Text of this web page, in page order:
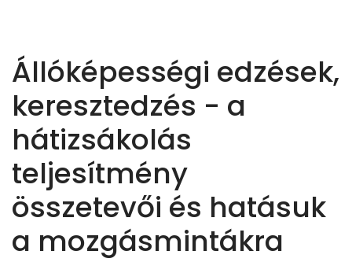
Állóképességi edzések,
keresztedzés - a
hátizsákolás
teljesítmény
összetevői és hatásuk
a mozgásmintákra